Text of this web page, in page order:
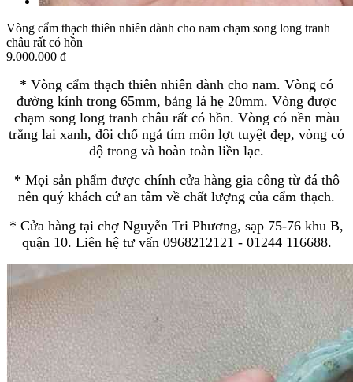
Vòng cẩm thạch thiên nhiên dành cho nam chạm song long tranh
châu rất có hồn
9.000.000 đ
* Vòng cẩm thạch thiên nhiên dành cho nam. Vòng có
đường kính trong 65mm, bảng lá hẹ 20mm. Vòng được
chạm song long tranh châu rất có hồn. Vòng có nền màu
trắng lai xanh, đôi chổ ngả tím môn lợt tuyệt đẹp, vòng có
độ trong và hoàn toàn liền lạc.
* Mọi sản phẩm được chính cửa hàng gia công từ đá thô
nên quý khách cứ an tâm về chất lượng của cẩm thạch.
* Cửa hàng tại chợ Nguyễn Tri Phương, sạp 75-76 khu B,
quận 10. Liên hệ tư vấn 0968212121 - 01244 116688.